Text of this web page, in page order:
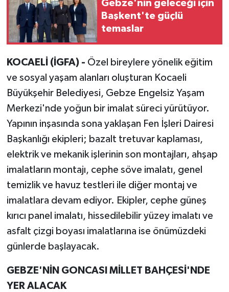
Gebze'nin geleceği için
Başkent'te güçlü
temaslar
KOCAELİ (İGFA) - Özel bireylere yönelik eğitim
ve sosyal yaşam alanları oluşturan Kocaeli
Büyükşehir Belediyesi, Gebze Engelsiz Yaşam
Merkezi'nde yoğun bir imalat süreci yürütüyor.
Yapının inşasında sona yaklaşan Fen İşleri Dairesi
Başkanlığı ekipleri; bazalt tretuvar kaplaması,
elektrik ve mekanik işlerinin son montajları, ahşap
imalatların montajı, cephe söve imalatı, genel
temizlik ve havuz testleri ile diğer montaj ve
imalatlara devam ediyor. Ekipler, cephe güneş
kırıcı panel imalatı, hissedilebilir yüzey imalatı ve
asfalt çizgi boyası imalatlarına ise önümüzdeki
günlerde başlayacak.
GEBZE'NİN GONCASI MİLLET BAHÇESİ'NDE
YER ALACAK